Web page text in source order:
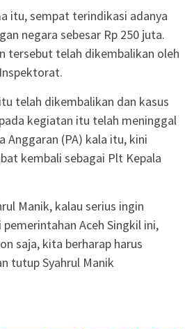
itu, sempat terindikasi adanya
negara sebesar Rp 250 juta.
tersebut telah dikembalikan oleh
telah dikembalikan dan kasus
kegiatan itu telah meninggal
Anggaran (PA) kala itu, kini
kembali sebagai Plt Kepala
Manik, kalau serius ingin
Aceh Singkil ini,
saja, kita berharap harus
tutup Syahrul Manik